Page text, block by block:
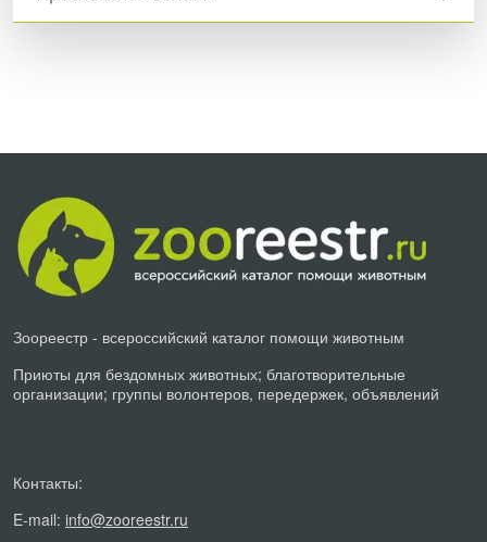
Зоореестр - всероссийский каталог помощи животным
Приюты для бездомных животных; благотворительные
организации; группы волонтеров, передержек, объявлений
Контакты:
E-mail: info@zooreestr.ru